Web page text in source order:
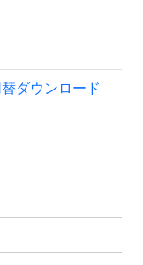
ダウンロード